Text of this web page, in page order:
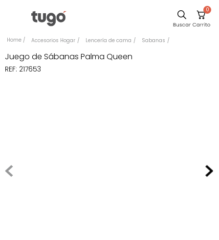
0
Accesorios Hogar Lencería de cama Sabanas
Juego de Sábanas Palma Queen
REF: 217653
Comedor
Escritorio